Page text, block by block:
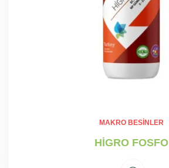
MAKRO BESINLER
HİGRO FOSFO